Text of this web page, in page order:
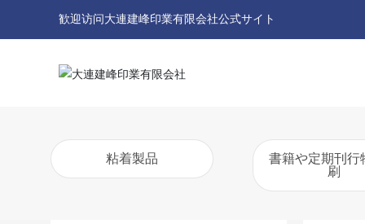
歓迎访问大連建峰印業有限会社公式サイト
粘着製品
書籍や定期刊行
刷